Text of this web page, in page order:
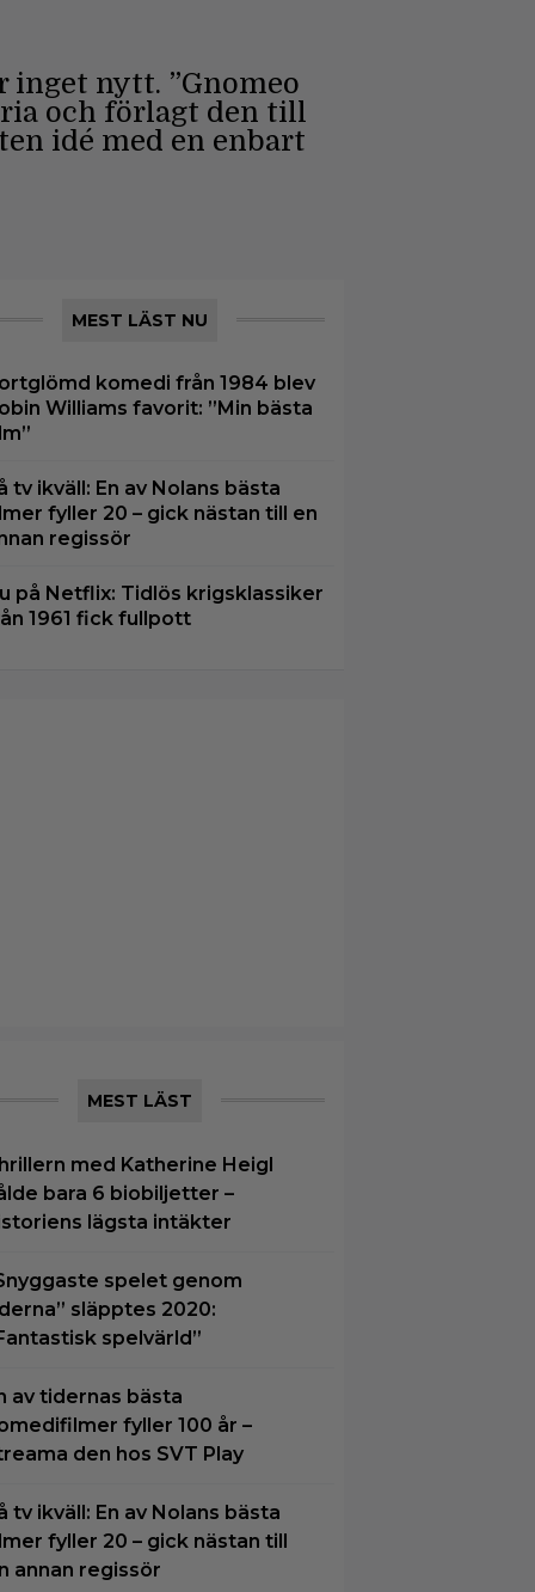
inget nytt. ”Gnomeo
och förlagt den till
idé med en enbart
MEST LÄST NU
komedi från 1984 blev
Williams favorit: ”Min bästa
tv ikväll: En av Nolans bästa
fyller 20 – gick nästan till en
regissör
på Netflix: Tidlös krigsklassiker
1961 fick fullpott
MEST LÄST
med Katherine Heigl
bara 6 biobiljetter –
lägsta intäkter
spelet genom
släpptes 2020:
spelvärld”
av tidernas bästa
fyller 100 år –
den hos SVT Play
tv ikväll: En av Nolans bästa
fyller 20 – gick nästan till
annan regissör